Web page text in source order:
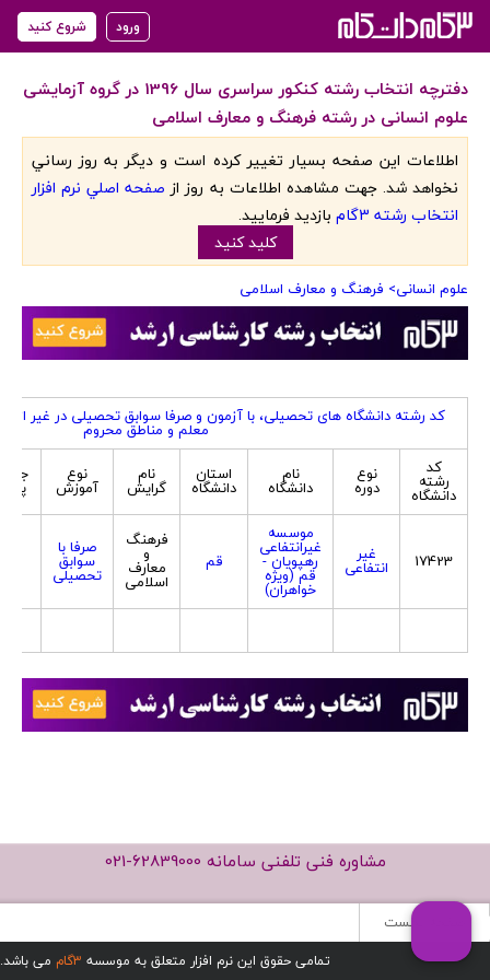
ورود شروع کنید
دفترچه انتخاب رشته کنکور سراسری سال 1396 در گروه آزمایشی
علوم انسانی در رشته فرهنگ و معارف اسلامی
اطلاعات اين صفحه بسيار تغيير کرده است و ديگر به روز رساني
نخواهد شد. جهت مشاهده اطلاعات به روز از صفحه اصلي نرم افزار
انتخاب رشته 3گام
بازديد فرماييد.
کليد کنيد
علوم انسانی> فرهنگ و معارف اسلامی
کد رشته دانشگاه های تحصیلی، با آزمون و صرفا سوابق تحصیلی در غیر
معلم و مناطق محروم
کد
رشته
دانشگاه
نوع
دوره
نام
دانشگاه
استان
دانشگاه
نام
گرایش
نوع
آموزش
17423 غیر
انتفاعی
موسسه
غیرانتفاعی
رهپویان -
قم (ویژه
خواهران)
قم
فرهنگ
و
معارف
اسلامی
صرفا با
سوابق
تحصیلی
مشاوره فنی تلفنی سامانه 021-62839000
صفحه نخست
تمامی حقوق این نرم افزار متعلق به موسسه 3گام می باشد.